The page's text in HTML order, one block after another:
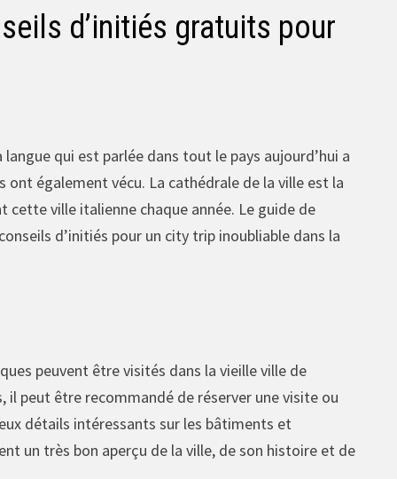
d’initiés gratuits pour
qui est parlée dans tout le pays aujourd’hui a
également vécu. La cathédrale de la ville est la
ville italienne chaque année. Le guide de
d’initiés pour un city trip inoubliable dans la
peuvent être visités dans la vieille ville de
il peut être recommandé de réserver une visite ou
détails intéressants sur les bâtiments et
un très bon aperçu de la ville, de son histoire et de